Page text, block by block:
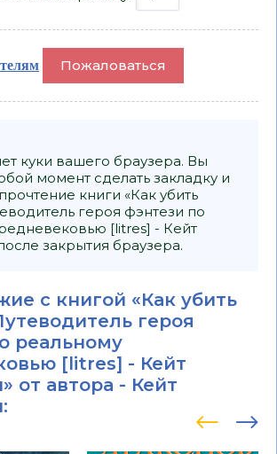
Пожаловаться
куки вашего браузера. Вы
момент сделать закладку и
книги «Как убить
героя фэнтези по
[litres] - Кейт
закрытия браузера.
с книгой «Как убить
героя
реальному
[litres] - Кейт
от автора - Кейт
: